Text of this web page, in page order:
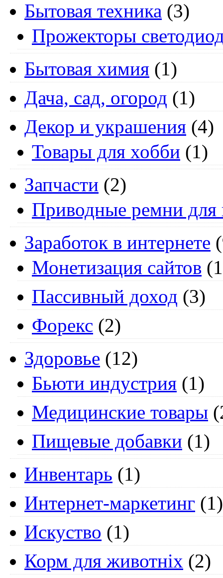
Бытовая техника (3)
Прожекторы
Бытовая химия (1)
Дача, сад, огород (1)
Декор и украшения (4)
Товары для хобби (1)
Запчасти (2)
Приводные ремни для
Заработок в интернете
Монетизация сайтов
Пассивный доход (3)
Форекс (2)
Здоровье (12)
Бьюти индустрия (1)
Медицинские товары
Пищевые добавки (1)
Инвентарь (1)
Интернет-маркетинг (1)
Искуство (1)
Корм для животніх (2)